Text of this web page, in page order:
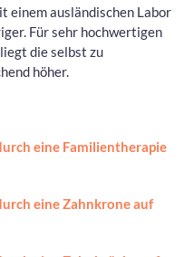
einem ausländischen Labor
Für sehr hochwertigen
die selbst zu
höher.
eine Familientherapie
eine Zahnkrone auf